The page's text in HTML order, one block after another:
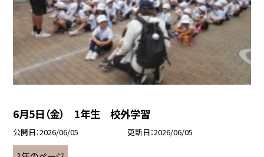
6月5日（金） 1年生 校外学習
公開日 2026/06/05 更新日 2026/06/05